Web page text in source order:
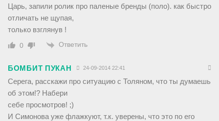
Царь, запили ролик про паленые бренды (поло). как быстро
отличать не щупая,
только взглянув !
0 Ответить
БОМБИТ ПУКАН 24-09-2014 22:41
Серега, расскажи про ситуацию с Толяном, что ты думаешь
об этом!? Набери
себе просмотров! ;)
И Симонова уже флажкуют, т.к. уверены, что это по его